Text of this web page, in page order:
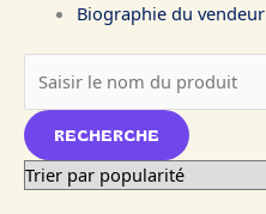
Biographie du vendeur